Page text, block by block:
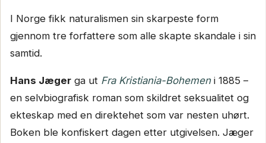
I Norge fikk naturalismen sin skarpeste form
gjennom tre forfattere som alle skapte skandale i sin
samtid.
Hans Jæger ga ut Fra Kristiania-Bohemeni 1885 –
en selvbiografisk roman som skildret seksualitet og
ekteskap med en direktehet som var nesten uhørt.
Boken ble konfiskert dagen etter utgivelsen. Jæger